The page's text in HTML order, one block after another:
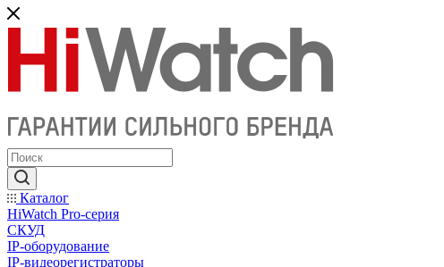
Каталог
HiWatch Pro-серия
CКУД
IP-оборудование
IP-видеорегистраторы